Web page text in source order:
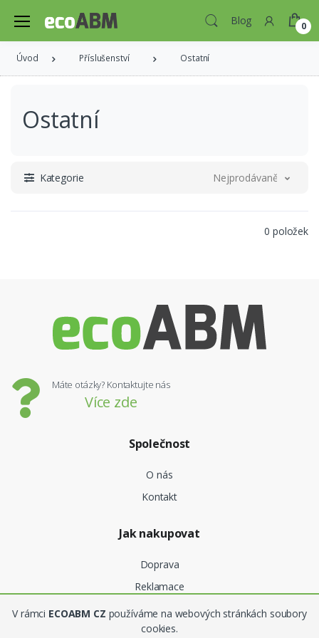
Blog 0
Úvod Příslušenství Ostatní
Ostatní
Kategorie Nejprodávanější
0 položek
Máte otázky? Kontaktujte nás
Více zde
Společnost
O nás
Kontakt
Jak nakupovat
Doprava
Reklamace
Obchodní podmínky
V rámci ECOABM CZ používáme na webových stránkách soubory
cookies.